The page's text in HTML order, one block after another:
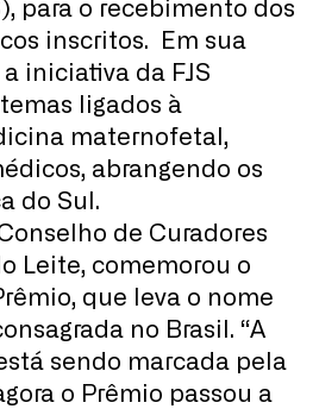
para o recebimento dos
inscritos. Em sua
iniciativa da FJS
ligados à
maternofetal,
abrangendo os
do Sul.
de Curadores
Leite, comemorou o
que leva o nome
no Brasil. “A
sendo marcada pela
o Prêmio passou a